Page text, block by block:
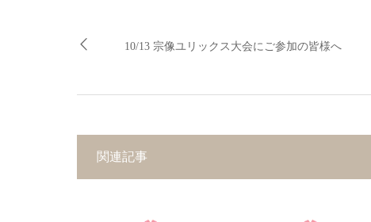
10/13 宗像ユリックス大会にご参加の皆様へ
関連記事